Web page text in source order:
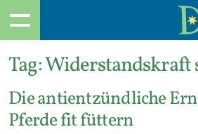
Tag:Widerstandskraft
Die antientzündliche
Pferde fit füttern